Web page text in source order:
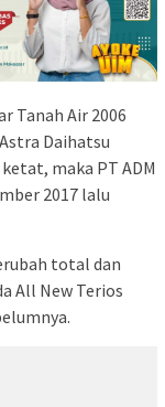
Tanah Air 2006
Daihatsu
maka PT ADM
2017 lalu
total dan
All New Terios